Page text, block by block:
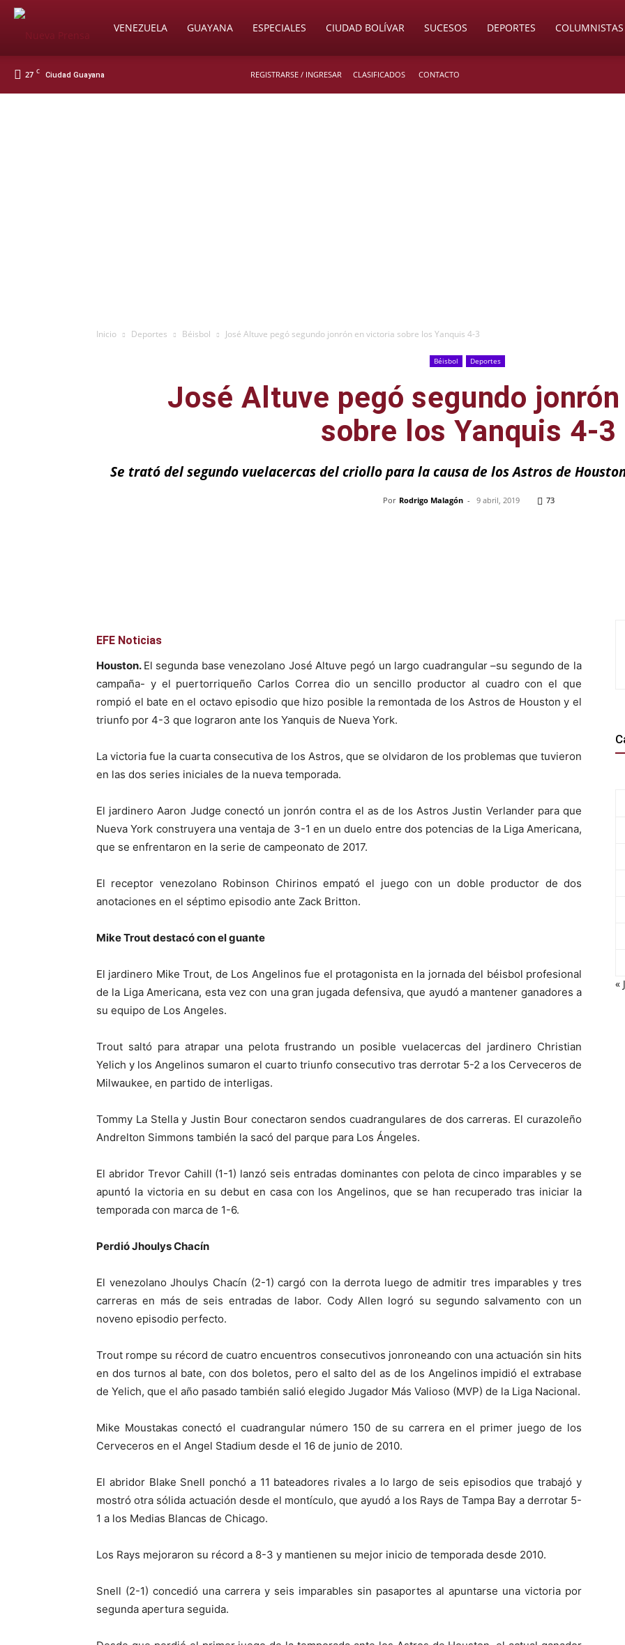
SoyVENEZUELA GUAYANA ESPECIALES CIUDAD BOLÍVAR SUCESOS DEPORTES COLUMNISTAS
27 C Ciudad Guayana REGISTRARSE / INGRESAR CLASIFICADOS CONTACTO
Inicio Deportes Béisbol José Altuve pegó segundo jonrón en victoria sobre los Yanquis 4-3
Béisbol Deportes
José Altuve pegó segundo
sobre los Yanquis 4-3
Se trató del segundo vuelacercas del criollo para la causa de los Astros de
Por Rodrigo Malagón - 9 abril, 2019 73
EFE Noticias
Houston. El segunda base venezolano José Altuve pegó un largo cuadrangular –su segundo de la
campaña- y el puertorriqueño Carlos Correa dio un sencillo productor al cuadro con el que
rompió el bate en el octavo episodio que hizo posible la remontada de los Astros de Houston y el
triunfo por 4-3 que lograron ante los Yanquis de Nueva York.
La victoria fue la cuarta consecutiva de los Astros, que se olvidaron de los problemas que tuvieron
en las dos series iniciales de la nueva temporada.
El jardinero Aaron Judge conectó un jonrón contra el as de los Astros Justin Verlander para que
Nueva York construyera una ventaja de 3-1 en un duelo entre dos potencias de la Liga Americana,
que se enfrentaron en la serie de campeonato de 2017.
El receptor venezolano Robinson Chirinos empató el juego con un doble productor de dos
anotaciones en el séptimo episodio ante Zack Britton.
Mike Trout destacó con el guante
El jardinero Mike Trout, de Los Angelinos fue el protagonista en la jornada del béisbol profesional
de la Liga Americana, esta vez con una gran jugada defensiva, que ayudó a mantener ganadores a
su equipo de Los Angeles.
Trout saltó para atrapar una pelota frustrando un posible vuelacercas del jardinero Christian
Yelich y los Angelinos sumaron el cuarto triunfo consecutivo tras derrotar 5-2 a los Cerveceros de
Milwaukee, en partido de interligas.
Tommy La Stella y Justin Bour conectaron sendos cuadrangulares de dos carreras. El curazoleño
Andrelton Simmons también la sacó del parque para Los Ángeles.
El abridor Trevor Cahill (1-1) lanzó seis entradas dominantes con pelota de cinco imparables y se
apuntó la victoria en su debut en casa con los Angelinos, que se han recuperado tras iniciar la
temporada con marca de 1-6.
Perdió Jhoulys Chacín
El venezolano Jhoulys Chacín (2-1) cargó con la derrota luego de admitir tres imparables y tres
carreras en más de seis entradas de labor. Cody Allen logró su segundo salvamento con un
noveno episodio perfecto.
Trout rompe su récord de cuatro encuentros consecutivos jonroneando con una actuación sin hits
en dos turnos al bate, con dos boletos, pero el salto del as de los Angelinos impidió el extrabase
de Yelich, que el año pasado también salió elegido Jugador Más Valioso (MVP) de la Liga Nacional.
Mike Moustakas conectó el cuadrangular número 150 de su carrera en el primer juego de los
Cerveceros en el Angel Stadium desde el 16 de junio de 2010.
El abridor Blake Snell ponchó a 11 bateadores rivales a lo largo de seis episodios que trabajó y
mostró otra sólida actuación desde el montículo, que ayudó a los Rays de Tampa Bay a derrotar 5-
1 a los Medias Blancas de Chicago.
Los Rays mejoraron su récord a 8-3 y mantienen su mejor inicio de temporada desde 2010.
Snell (2-1) concedió una carrera y seis imparables sin pasaportes al apuntarse una victoria por
segunda apertura seguida.
«